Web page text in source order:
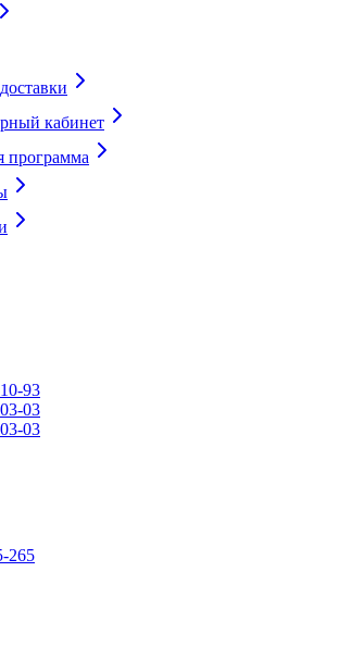
кабинет
программа
93
03
03
265